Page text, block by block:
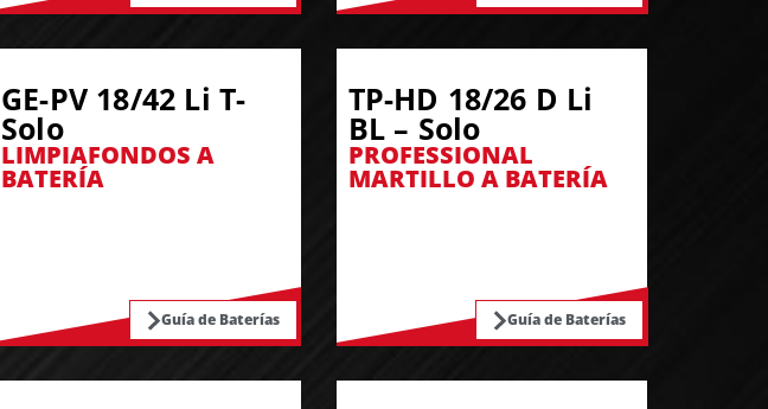
GE-PV 18/42 Li T-
Solo
LIMPIAFONDOS A
BATERÍA
Guía de Baterías
TP-HD 18/26 D Li
BL – Solo
PROFESSIONAL
MARTILLO A BATERÍA
Guía de Baterías